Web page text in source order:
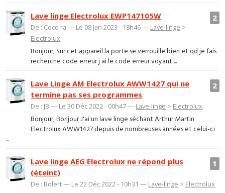
2
Lave linge Electrolux EWP147105W
De : Coco ra — Le 08 Jan 2023 - 18h46 — Lave-linge >
Electrolux
Bonjour, Sur cet appareil la porte se verrouille bien et qd je fais
recherche code erreur j ai le code erreur voyant ...
2
Lave Linge AM Electrolux AWW1427 qui ne
termine pas ses programmes
De : JB — Le 30 Déc 2022 - 00h47 — Lave-linge > Electrolux
Bonjour, Bonjour J'ai un lave linge séchant Arthur Martin
Electrolux AWW1427 depuis de nombreuses années et celui-ci
...
1
Lave linge AEG Electrolux ne répond plus
(éteint)
De : Rolert — Le 22 Déc 2022 - 10h31 — Lave-linge > Electrolux